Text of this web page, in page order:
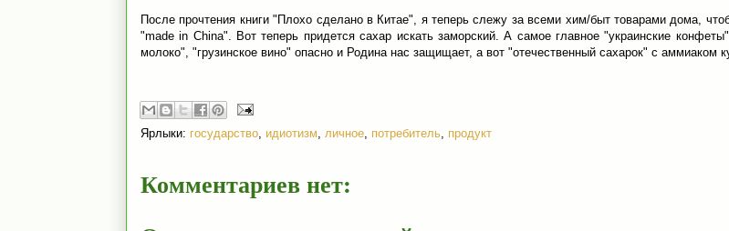
После прочтения книги "Плохо сделано в Китае", я теперь слежу за всеми хим/быт товарами дома,
"made in China". Вот теперь придется сахар искать заморский. А самое главное "украинские
молоко", "грузинское вино" опасно и Родина нас защищает, а вот "отечественный сахарок" с аммиаком
Ярлыки: государство идиотизм личное потребитель продукт
Комментариев нет: